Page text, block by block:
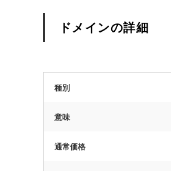
ドメインの詳細
種別
意味
通常価格